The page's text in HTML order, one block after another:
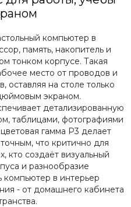
компьютер в
память, накопитель и
тонком корпусе. Такая
место от проводов и
оставляя на столе только
экраном.
детализированную
таблицами, фотографиями
гамма P3 делает
что критично для
кто создаёт визуальный
и разнообразие
компьютер в интерьер
- от домашнего кабинета